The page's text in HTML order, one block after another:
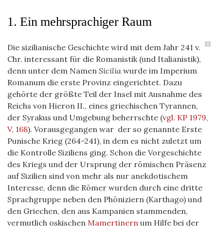
1. Ein mehrsprachiger Raum
1
Die sizilianische Geschichte wird mit dem Jahr 241 v.
Chr. interessant für die Romanistik (und Italianistik),
denn unter dem Namen Sicilia wurde im Imperium
Romanum die erste Provinz eingerichtet. Dazu
gehörte der größte Teil der Insel mit Ausnahme des
Reichs von Hieron II., eines griechischen Tyrannen,
der Syrakus und Umgebung beherrschte (vgl. KP 1979,
V, 168). Vorausgegangen war der so genannte Erste
Punische Krieg (264-241), in dem es nicht zuletzt um
die Kontrolle Siziliens ging. Schon die Vorgeschichte
des Kriegs und der Ursprung der römischen Präsenz
auf Sizilien sind von mehr als nur anekdotischem
Interesse, denn die Römer wurden durch eine dritte
Sprachgruppe neben den Phöniziern (Karthago) und
den Griechen, den aus Kampanien stammenden,
vermutlich oskischen Mamertinern um Hilfe bei der